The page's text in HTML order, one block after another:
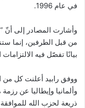
في عام 1996.
وأشارت المصادر إلى أنّ
من قبل الطرفين، إنما
بيانًا تفصّل فيه
ووفق رابيد أعلنت كل من
وألمانيا وإيطاليا عن
ذريعة لحزب الله